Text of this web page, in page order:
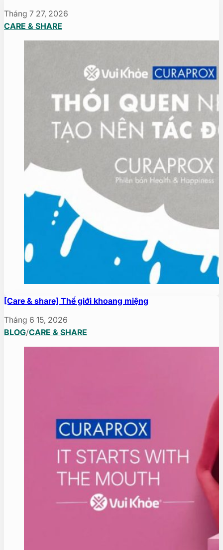
Tháng 7 27, 2026
CARE & SHARE
[Care & share] Thế giới khoang miệng
Tháng 6 15, 2026
BLOG/CARE & SHARE